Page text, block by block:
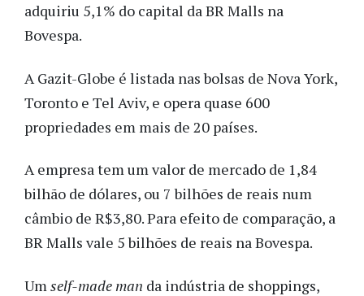
adquiriu 5,1% do capital da BR Malls na
Bovespa.
A Gazit-Globe é listada nas bolsas de Nova York,
Toronto e Tel Aviv, e opera quase 600
propriedades em mais de 20 países.
A empresa tem um valor de mercado de 1,84
bilhão de dólares, ou 7 bilhões de reais num
câmbio de R$3,80. Para efeito de comparação, a
BR Malls vale 5 bilhões de reais na Bovespa.
Umself-made man da indústria de shoppings,